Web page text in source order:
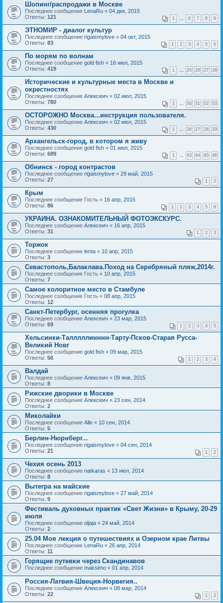
Шопинг/распродажи в Москве
Последнее сообщение LenaRu « 04 дек, 2015
Ответы: 121 1 … 6 7 8 9
ЭТНОМИР - диалог культур
Последнее сообщение rigaismylove « 04 окт, 2015
Ответы: 83 1 2 3 4 5 6
По морям по волнам
Последнее сообщение gold fish « 16 июл, 2015
Ответы: 419 1 … 25 26 27 28
Исторические и культурные места в Москве и
окрестностях
Последнее сообщение Алексеич « 02 июл, 2015
Ответы: 780 1 … 50 51 52 53
ОСТОРОЖНО Москва...инструкция пользователя.
Последнее сообщение Алексеич « 02 июл, 2015
Ответы: 430 1 … 26 27 28 29
Архангельск-город, в котором я живу
Последнее сообщение gold fish « 01 июл, 2015
Ответы: 689 1 … 43 44 45 46
Обнинск - город контрастов
Последнее сообщение rigaismylove « 29 май, 2015
Ответы: 27 1 2
Крым
Последнее сообщение Гость « 16 апр, 2015
Ответы: 86 1 2 3 4 5 6
УКРАИНА. ОЗНАКОМИТЕЛЬНЫЙ ФОТОЭКСКУРС.
Последнее сообщение Алексеич « 16 апр, 2015
Ответы: 31 1 2 3
Торжок
Последнее сообщение lenta « 10 апр, 2015
Ответы: 3
Севастополь,Балаклава.Поход на Серебряный пляж,2014г.
Последнее сообщение Гость « 10 апр, 2015
Ответы: 7
Самое колоритное место в Стамбуле
Последнее сообщение Гость « 08 апр, 2015
Ответы: 12
Санкт-Петербург, осенняя прогулка
Последнее сообщение Алексеич « 23 мар, 2015
Ответы: 69 1 2 3 4 5
Хельсинки-Талллллинннн-Тарту-Псков-Старая Русса-
Великий Новг
Последнее сообщение gold fish « 09 мар, 2015
Ответы: 56 1 2 3 4
Валдай
Последнее сообщение Алексеич « 09 янв, 2015
Ответы: 8
Рижские дворики в Москве
Последнее сообщение Алексеич « 23 сен, 2014
Ответы: 2
Миколайки
Последнее сообщение Alle « 10 сен, 2014
Ответы: 5
Берлин-Нюрнберг...
Последнее сообщение rigaismylove « 04 сен, 2014
Ответы: 21 1 2
Чехия осень 2013
Последнее сообщение natkaras « 13 июл, 2014
Ответы: 8
Вытегра на майские
Последнее сообщение rigaismylove « 27 май, 2014
Ответы: 9
Фестиваль духовных практик «Свет Жизни» в Крыму, 20-29
июля
Последнее сообщение oljaja « 24 май, 2014
Ответы: 2
25.04 Моя лекция о путешествиях и Озерном крае Литвы
Последнее сообщение LenaRu « 26 апр, 2014
Ответы: 11
Горящие путевки через Скандинавов
Последнее сообщение maksimo « 01 апр, 2014
Россия-Латвия-Швеция-Норвегия..
Последнее сообщение Алексеич « 08 мар, 2014
Ответы: 22 1 2